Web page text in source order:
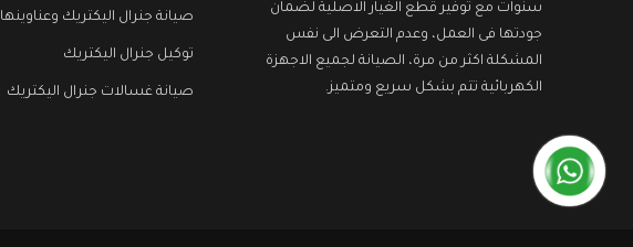
سنوات مع توفير قطع الغيار الاصلية لضمان
جودتها فى العمل، وعدم التعرض الى نفس
المشكلة اكثر من مرة، الصيانة لجميع الاجهزة
الكهربائية تتم بشكل سريع ومتميز.
صيانة جنرال اليكتريك وعناوينها
توكيل جنرال اليكتريك
صيانة غسالات جنرال اليكتريك